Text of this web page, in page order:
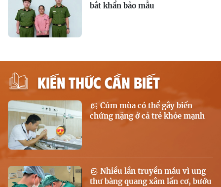
bắt khẩn bảo mẫu
KIẾN THỨC CẦN BIẾT
Cúm mùa có thể gây biến
chứng nặng ở cả trẻ khỏe mạnh
Nhiều lần truyền máu vì ung
thư bàng quang xâm lấn cơ, bướu